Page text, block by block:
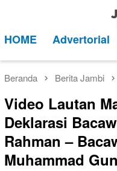
kontenMobile
HOME Advertorial
Beranda Berita Jambi
Video Lautan
Deklarasi
Rahman –
Muhammad